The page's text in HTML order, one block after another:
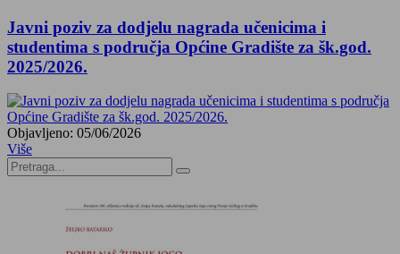
Javni poziv za dodjelu nagrada učenicima i
studentima s područja Općine Gradište za šk.god.
2025/2026.
Objavljeno: 05/06/2026
Više